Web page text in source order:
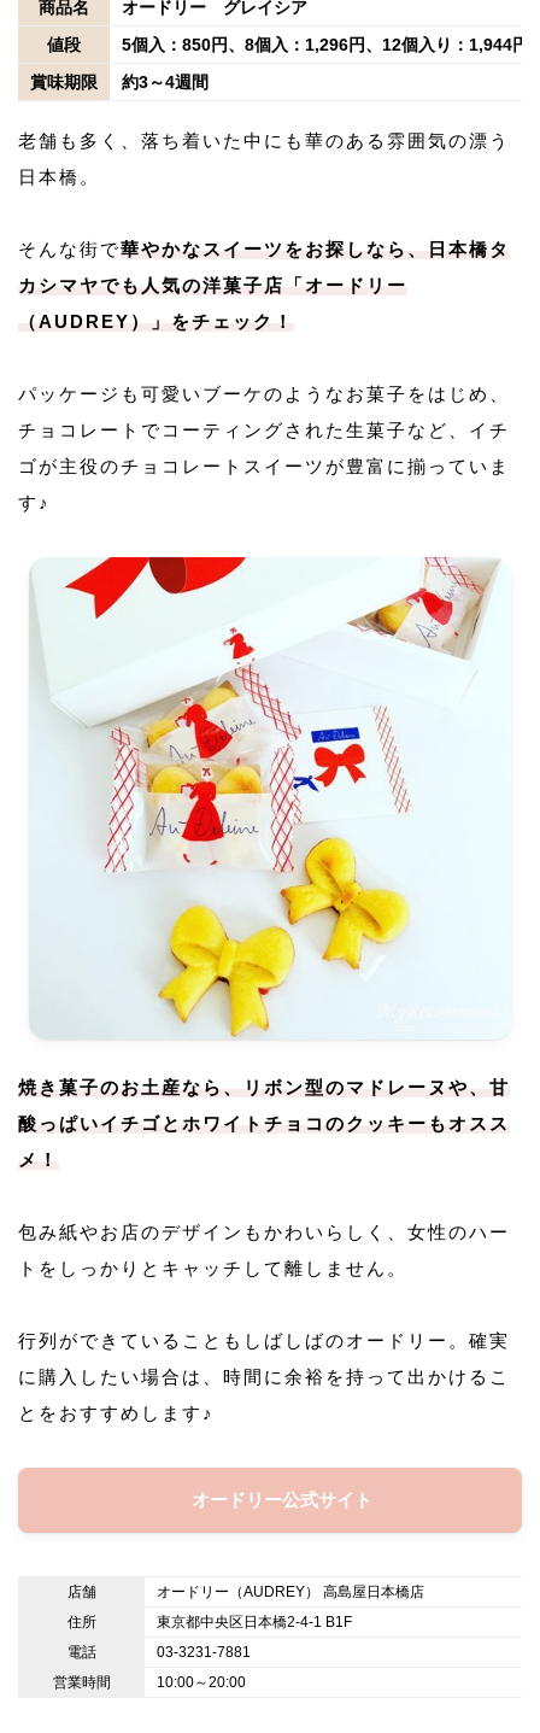
商品名
オードリー グレイシア
値段
5個入：850円、8個入：1,296円、12個入り：1,944
賞味期限
約3～4週間
老舗も多く、落ち着いた中にも華のある雰囲気の漂う
日本橋。
そんな街で華やかなスイーツをお探しなら、日本橋タ
カシマヤでも人気の洋菓子店「オードリー
（AUDREY）」をチェック！
パッケージも可愛いブーケのようなお菓子をはじめ、
チョコレートでコーティングされた生菓子など、イチ
ゴが主役のチョコレートスイーツが豊富に揃っていま
す♪
焼き菓子のお土産なら、リボン型のマドレーヌや、甘
酸っぱいイチゴとホワイトチョコのクッキーもオスス
メ！
包み紙やお店のデザインもかわいらしく、女性のハー
トをしっかりとキャッチして離しません。
行列ができていることもしばしばのオードリー。確実
に購入したい場合は、時間に余裕を持って出かけるこ
とをおすすめします♪
オードリー公式サイト
店舗
オードリー（AUDREY） 高島屋日本橋店
住所
東京都中央区日本橋2-4-1 B1F
電話
03-3231-7881
営業時間
10:00～20:00